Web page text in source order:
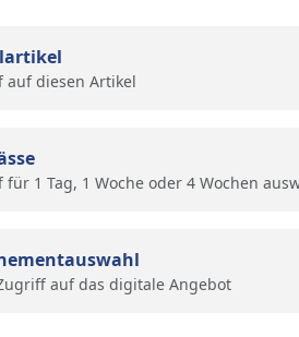
auf diesen Artikel
1 Tag, 1 Woche oder 4 Wochen
auf das digitale Angebot